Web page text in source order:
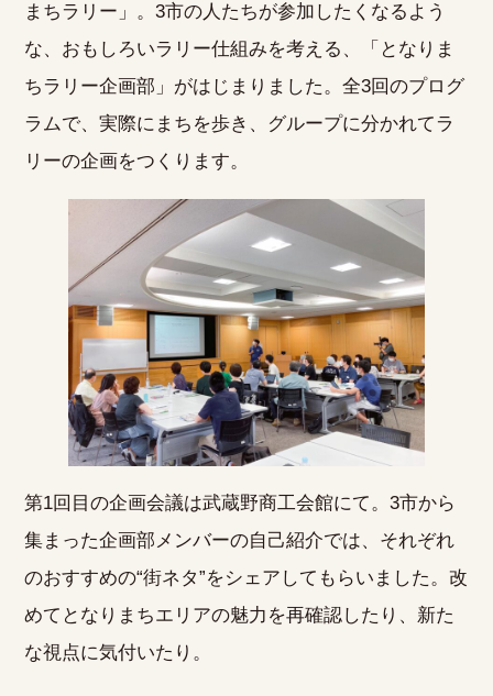
まちラリー」。3市の人たちが参加したくなるよう
な、おもしろいラリー仕組みを考える、「となりま
ちラリー企画部」がはじまりました。全3回のプログ
ラムで、実際にまちを歩き、グループに分かれてラ
リーの企画をつくります。
第1回目の企画会議は武蔵野商工会館にて。3市から
集まった企画部メンバーの自己紹介では、それぞれ
のおすすめの“街ネタ”をシェアしてもらいました。改
めてとなりまちエリアの魅力を再確認したり、新た
な視点に気付いたり。